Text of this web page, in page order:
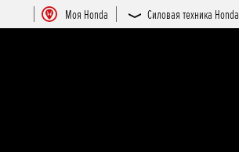
Moя Honda Силовая техника Honda